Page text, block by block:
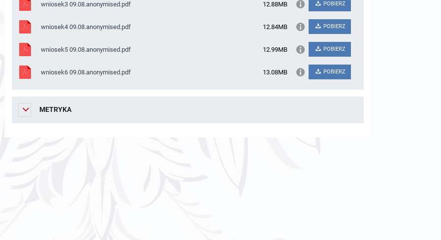
wniosek3 09.08.anonymised.pdf 12.88MB POBIERZ
wniosek4 09.08.anonymised.pdf 12.84MB POBIERZ
wniosek5 09.08.anonymised.pdf 12.99MB POBIERZ
wniosek6 09.08.anonymised.pdf 13.08MB POBIERZ
METRYKA